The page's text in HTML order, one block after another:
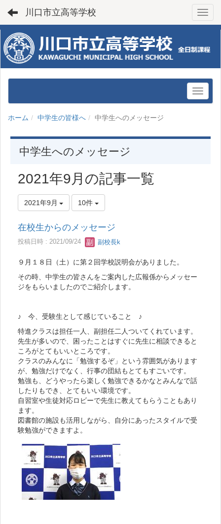
川口市立高等学校
ホーム 中学生の皆様へ 中学生へのメッセージ
中学生へのメッセージ
2021年9月の記事一覧
2021年9月 10件
在校生からのメッセージ
投稿日時 : 2021/09/24 副校長k
９月１８日（土）に第２回学校説明会がありました。
その時、中学生の皆さんをご案内した広報係からメッセー
ジをもらいましたのでご紹介します。
♪ 今、受験生として感じていること ♪
特進クラスは担任一人、副担任二人ついてくれています。
先生が多いので、困ったことはすぐに先生に相談できると
ころがとてもいいところです。
クラスのみんなに「勉強するぞ」という雰囲気があります
が、勉強だけでなく、行事の団結もとてもすごいです。
勉強も、どうやったら楽しく勉強できるかなとみんなで話
したりもでき、とてもいい環境です。
自習室や生徒対応ロビーで先生に教えてもらうこともあり
ます。
図書館の施設も活用しながら、自分にあったスタイルで受
験勉強ができますよ。